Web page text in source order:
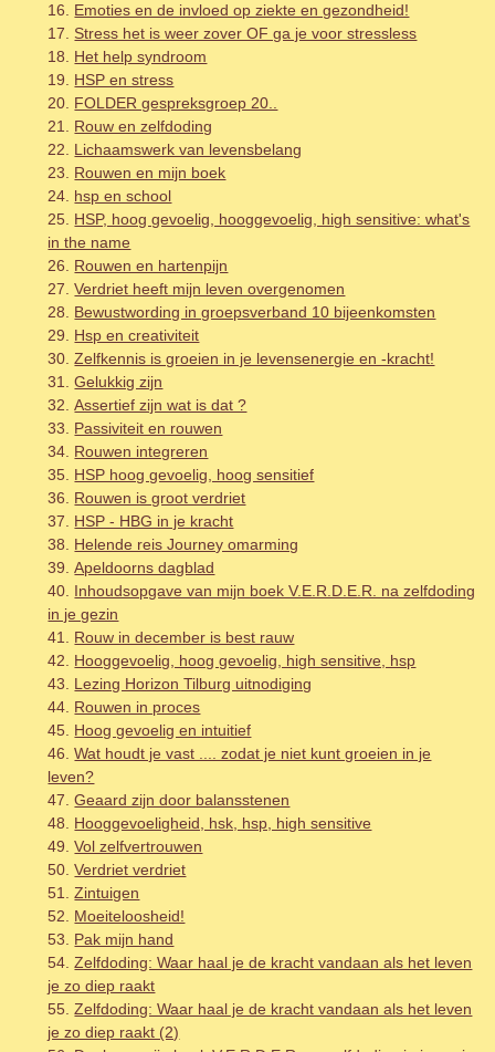
Emoties en de invloed op ziekte en gezondheid!
Stress het is weer zover OF ga je voor stressless
Het help syndroom
HSP en stress
FOLDER gespreksgroep 20..
Rouw en zelfdoding
Lichaamswerk van levensbelang
Rouwen en mijn boek
hsp en school
HSP, hoog gevoelig, hooggevoelig, high sensitive: what's
in the name
Rouwen en hartenpijn
Verdriet heeft mijn leven overgenomen
Bewustwording in groepsverband 10 bijeenkomsten
Hsp en creativiteit
Zelfkennis is groeien in je levensenergie en -kracht!
Gelukkig zijn
Assertief zijn wat is dat ?
Passiviteit en rouwen
Rouwen integreren
HSP hoog gevoelig, hoog sensitief
Rouwen is groot verdriet
HSP - HBG in je kracht
Helende reis Journey omarming
Apeldoorns dagblad
Inhoudsopgave van mijn boek V.E.R.D.E.R. na zelfdoding
in je gezin
Rouw in december is best rauw
Hooggevoelig, hoog gevoelig, high sensitive, hsp
Lezing Horizon Tilburg uitnodiging
Rouwen in proces
Hoog gevoelig en intuitief
Wat houdt je vast .... zodat je niet kunt groeien in je
leven?
Geaard zijn door balansstenen
Hooggevoeligheid, hsk, hsp, high sensitive
Vol zelfvertrouwen
Verdriet verdriet
Zintuigen
Moeiteloosheid!
Pak mijn hand
Zelfdoding: Waar haal je de kracht vandaan als het leven
je zo diep raakt
Zelfdoding: Waar haal je de kracht vandaan als het leven
je zo diep raakt (2)